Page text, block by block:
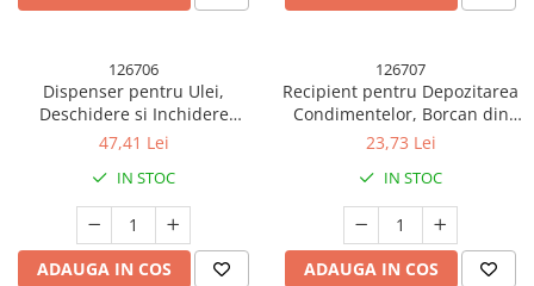
126706
Dispenser pentru Ulei,
Deschidere si Inchidere
Automata a Rezervorul, cu
ml, 12x7.6x20.5 cm, Galben
47,41 Lei
IN STOC
ADAUGA IN COS
126707
Recipient pentru Depozitarea
Condimentelor, Borcan din
Sticla, Capac si Lingura
ml, 7.1x7.1x14.8 cm, Gri
23,73 Lei
IN STOC
ADAUGA IN COS